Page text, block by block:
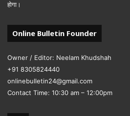
होगा।
Online Bulletin Founder
Owner / Editor: Neelam Khudshah
+91 8305824440
onlinebulletin24@gmail.com
Contact Time: 10:30 am – 12:00pm